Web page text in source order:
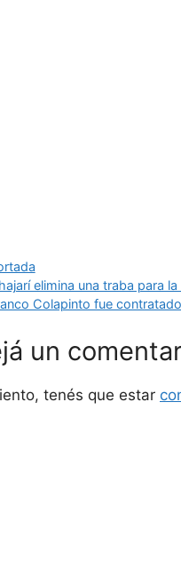
elimina una traba para
Colapinto fue
un
tenés que estar